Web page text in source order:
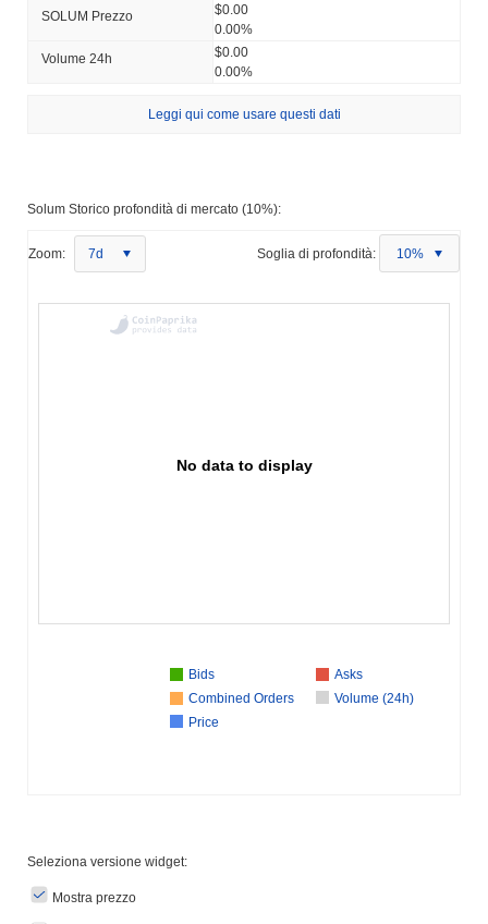
SOLUM Prezzo
$0.00
0.00%
Volume 24h
$0.00
0.00%
Leggi qui come usare questi dati
Solum Storico profondità di mercato (10%):
Zoom: 7d Soglia di profondità: 10%
No data to display
Bids
Asks
Combined Orders
Volume (24h)
Price
Seleziona versione widget:
Mostra prezzo